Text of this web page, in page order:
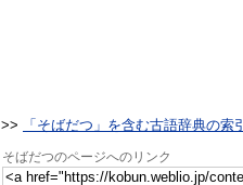
>> 「そばだつ」を含む古語辞典の索引
そばだつのページへのリンク